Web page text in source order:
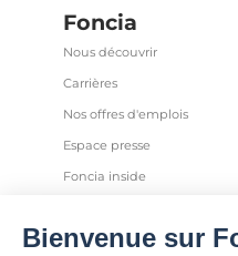
Foncia
Nous découvrir
Carrières
Nos offres d'emplois
Espace presse
Foncia inside
Partenaires